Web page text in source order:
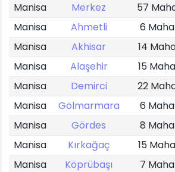
Manisa Merkez 57
Manisa
Ahmetli 6
Manisa
Akhisar 14
Manisa
Alaşehir 15
Manisa
Demirci 22
Manisa
Gölmarmara 6
Manisa
Gördes 8
Manisa
Kırkağaç 15
Manisa
Köprübaşı 7